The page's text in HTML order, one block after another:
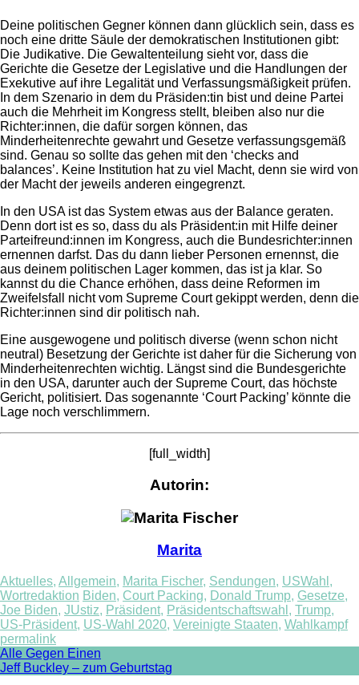
Deine politischen Gegner können dann glücklich sein, dass es
noch eine dritte Säule der demokratischen Institutionen gibt:
Die Judikative. Die Gewaltenteilung sieht vor, dass die
Gerichte die Gesetze der Legislative und die Handlungen der
Exekutive auf ihre Legalität und Verfassungsmäßigkeit prüfen.
In dem Szenario in dem du Präsiden:tin bist und deine Partei
auch die Mehrheit im Kongress stellt, bleiben also nur die
Richter:innen, die dafür sorgen können, das
Minderheitenrechte gewahrt und Gesetze verfassungsgemäß
sind. Genau so sollte das gehen mit den ‘checks and
balances’. Keine Institution hat zu viel Macht, denn sie wird von
der Macht der jeweils anderen eingegrenzt.
In den USA ist das System etwas aus der Balance geraten.
Denn dort ist es so, dass du als Präsident:in mit Hilfe deiner
Parteifreund:innen im Kongress, auch die Bundesrichter:innen
ernennen darfst. Das du dann lieber Personen ernennst, die
aus deinem politischen Lager kommen, das ist ja klar. So
kannst du die Chance erhöhen, dass deine Reformen im
Zweifelsfall nicht vom Supreme Court gekippt werden, denn die
Richter:innen sind dir politisch nah.
Eine ausgewogene und politisch diverse (wenn schon nicht
neutral) Besetzung der Gerichte ist daher für die Sicherung von
Minderheitenrechten wichtig. Längst sind die Bundesgerichte
in den USA, darunter auch der Supreme Court, das höchste
Gericht, politisiert. Das sogenannte ‘Court Packing’ könnte die
Lage noch verschlimmern.
[full_width]
Autorin:
Marita
Aktuelles, Allgemein, Marita Fischer, Sendungen, USWahl ,
Wortredaktion Biden, Court Packing, Donald Trump, Gesetze,
Joe Biden, JUstiz, Präsident, Präsidentschaftswahl , Trump,
US-Präsident, US-Wahl 2020, Vereinigte Staaten, Wahlkampf
permalink
Post
Alle Gegen Einen
Jeff Buckley – zum Geburtstag